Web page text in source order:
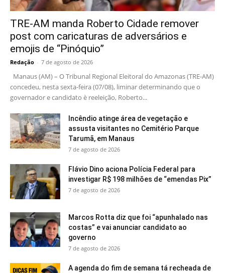
TRE-AM manda Roberto Cidade remover
post com caricaturas de adversários e
emojis de “Pinóquio”
Redação - 7 de agosto de 2026
Manaus (AM) – O Tribunal Regional Eleitoral do Amazonas (TRE-AM)
concedeu, nesta sexta-feira (07/08), liminar determinando que o
governador e candidato è reeleição, Roberto...
Incêndio atinge área de vegetação e
assusta visitantes no Cemitério Parque
Tarumã, em Manaus
7 de agosto de 2026
Flávio Dino aciona Polícia Federal para
investigar R$ 198 milhões de “emendas Pix”
7 de agosto de 2026
Marcos Rotta diz que foi “apunhalado nas
costas” e vai anunciar candidato ao
governo
7 de agosto de 2026
A agenda do fim de semana tá recheada de